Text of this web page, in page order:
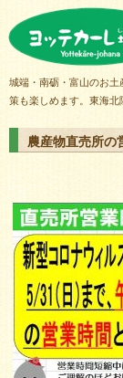
城端・南砺・富山のお
策も楽しめます。東海北
農産物直売所の